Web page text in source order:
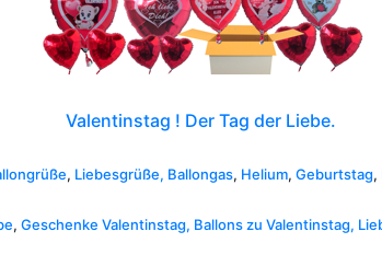
Valentinstag ! Der Tag der Liebe.
, Liebesgrüße, Ballongas, Helium, Geburtstag,
, Geschenke Valentinstag, Ballons zu Valentinstag,